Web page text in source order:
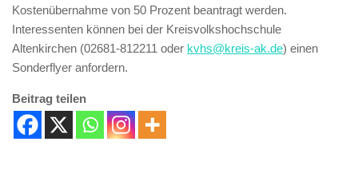
Kostenübernahme von 50 Prozent beantragt werden.
Interessenten können bei der Kreisvolkshochschule
Altenkirchen (02681-812211 oder kvhs@kreis-ak.de) einen
Sonderflyer anfordern.
Beitrag teilen